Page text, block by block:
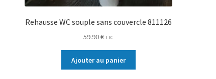
Rehausse WC souple sans couvercle 811126
59.90€ TTC
Ajouter au panier